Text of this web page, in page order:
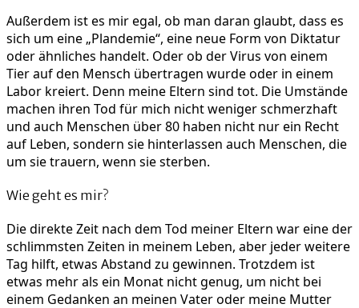
Außerdem ist es mir egal, ob man daran glaubt, dass es
sich um eine „Plandemie“, eine neue Form von Diktatur
oder ähnliches handelt. Oder ob der Virus von einem
Tier auf den Mensch übertragen wurde oder in einem
Labor kreiert. Denn meine Eltern sind tot. Die Umstände
machen ihren Tod für mich nicht weniger schmerzhaft
und auch Menschen über 80 haben nicht nur ein Recht
auf Leben, sondern sie hinterlassen auch Menschen, die
um sie trauern, wenn sie sterben.
Wie geht es mir?
Die direkte Zeit nach dem Tod meiner Eltern war eine der
schlimmsten Zeiten in meinem Leben, aber jeder weitere
Tag hilft, etwas Abstand zu gewinnen. Trotzdem ist
etwas mehr als ein Monat nicht genug, um nicht bei
einem Gedanken an meinen Vater oder meine Mutter